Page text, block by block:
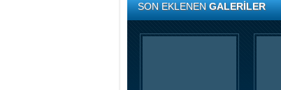
SON EKLENENGALERİLER